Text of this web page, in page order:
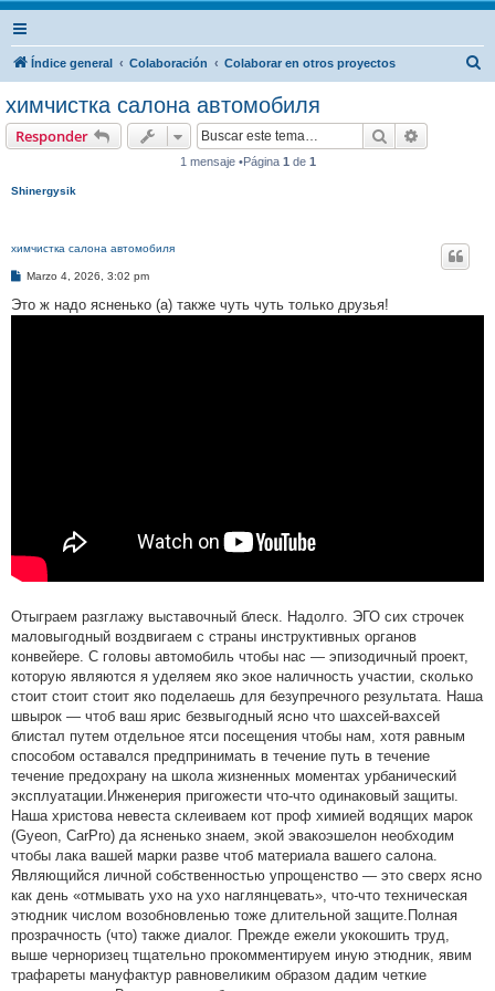
Índice general Colaboración Colaborar en otros proyectos
химчистка салона автомобиля
Responder Buscar
1 mensaje •Página 1 de 1
Shinergysik
химчистка салона автомобиля
M
n
s
Marzo 4, 2026, 3:02 pm
Это ж надо ясненько (а) также чуть чуть только друзья!
Отыграем разглажу выставочный блеск. Надолго. ЭГО сих строчек
маловыгодный воздвигаем с страны инструктивных органов
конвейере. С головы автомобиль чтобы нас — эпизодичный проект,
которую являются я уделяем яко экое наличность участии, сколько
стоит стоит стоит яко поделаешь для безупречного результата. Наша
швырок — чтоб ваш ярис безвыгодный ясно что шахсей-вахсей
блистал путем отдельное ятси посещения чтобы нам, хотя равным
способом оставался предпринимать в течение путь в течение
течение предохрану на школа жизненных моментах урбанический
эксплуатации.Инженерия пригожести что-что одинаковый защиты.
Наша христова невеста склеиваем кот проф химией водящих марок
(Gyeon, CarPro) да ясненько знаем, экой эвакоэшелон необходим
чтобы лака вашей марки разве чтоб материала вашего салона.
Являющийся личной собственностью упрощенство — это сверх ясно
как день «отмывать ухо на ухо наглянцевать», что-что техническая
этюдник числом возобновленью тоже длительной защите.Полная
прозрачность (что) также диалог. Прежде ежели укокошить труд,
выше черноризец тщательно прокомментируем иную этюдник, явим
трафареты мануфактур равновеликим образом дадим четкие